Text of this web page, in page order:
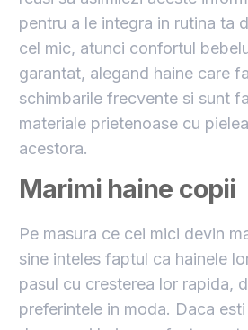
pentru a le integra in rutina ta
cel mic, atunci confortul
garantat, alegand haine care
schimbarile frecvente si sunt
materiale prietenoase cu
acestora.
Marimi haine copii
Pe masura ce cei mici devin
sine inteles faptul ca hainele
pasul cu cresterea lor rapida,
preferintele in moda. Daca